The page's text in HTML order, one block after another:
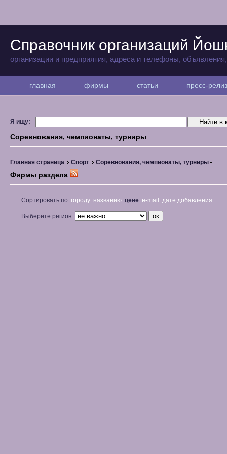
Справочник организаций
организации и предприятия, адреса и телефоны,
главная фирмы статьи пресс-
Я ищу:
Соревнования, чемпионаты, турниры
Главная страница Спорт Соревнования, чемпионаты, турниры
Фирмы раздела
Сортировать по: городу названию цене e-mail дате добавления
Выберите регион: